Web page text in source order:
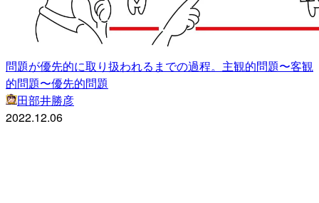
問題が優先的に取り扱われるまでの過程。主観的問題〜客観
的問題〜優先的問題
田部井勝彦
2022.12.06